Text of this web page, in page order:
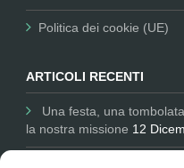
Politica dei cookie (UE)
ARTICOLI RECENTI
Una festa, una
la nostra missione 12